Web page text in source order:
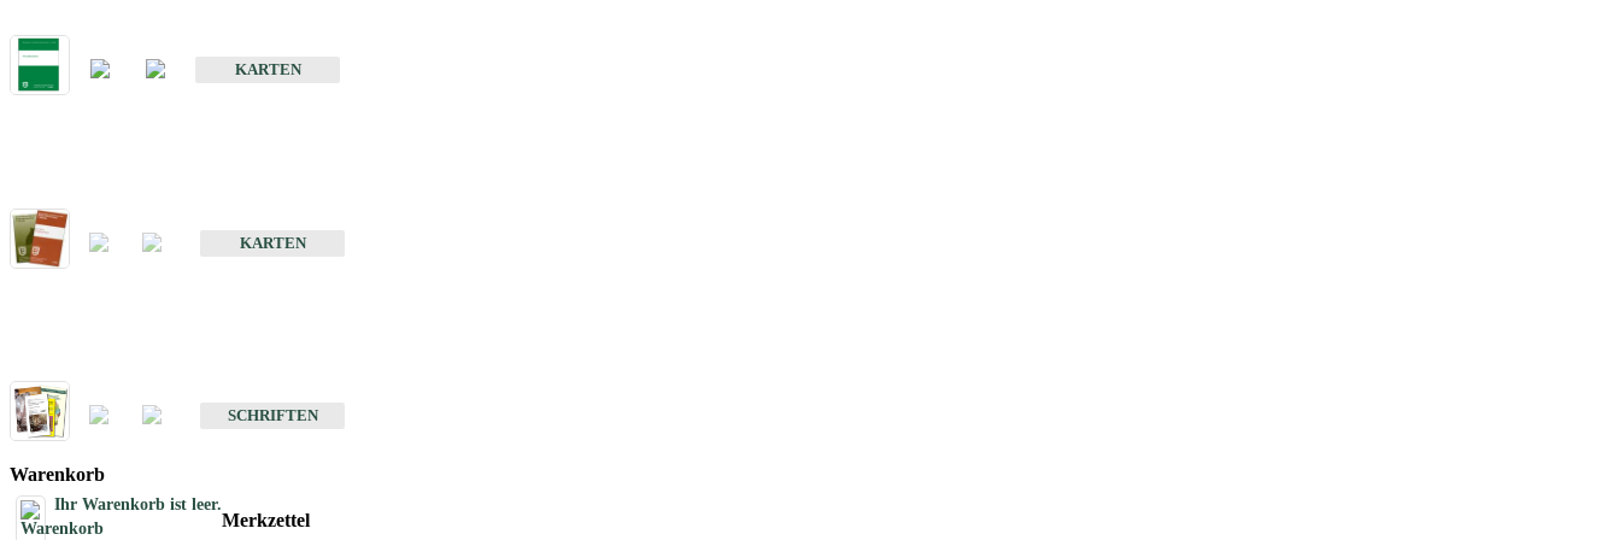
KARTEN
KARTEN
SCHRIFTEN
Warenkorb
Ihr Warenkorb ist leer.
Merkzettel